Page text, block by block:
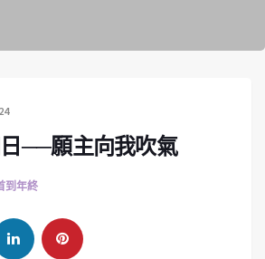
──願主向我吹氣
到年終